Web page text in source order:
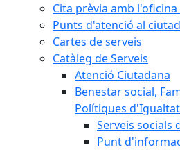
Cita prèvia amb
Punts d'atenció al
Cartes de serveis
Catàleg de Serveis
Atenció Ciutadana
Benestar social,
Polítiques d'Igualtat
Serveis socials
Punt